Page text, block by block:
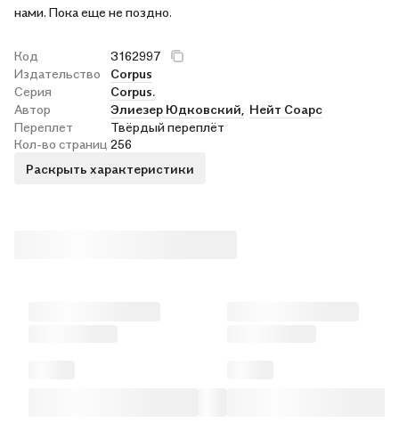
нами. Пока еще не поздно.
Код
3162997
Издательство
Corpus
Серия
Corpus.
Автор
Элиезер Юдковский,
Нейт Соарс
Переплет
Твёрдый переплёт
Кол-во страниц 256
Раскрыть характеристики